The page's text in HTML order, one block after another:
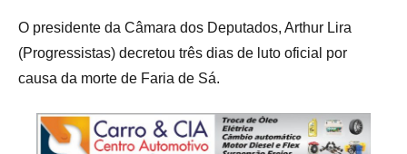
O presidente da Câmara dos Deputados, Arthur Lira
(Progressistas) decretou três dias de luto oficial por
causa da morte de Faria de Sá.